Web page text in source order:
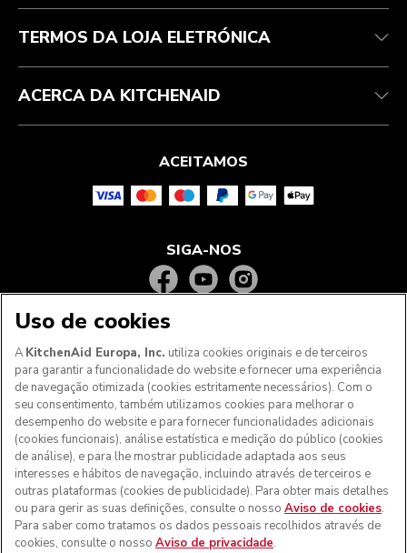
Perguntas frequentes
ODR
TERMOS DA LOJA ELETRÓNICA
ACERCA DA KITCHENAID
ACEITAMOS
SIGA-NOS
Aos clientes nos Açores, Madeira e outros territórios
portugueses: Por favor, contacte a nossa equipa de Apoio
ao Cliente para efetuar a sua encomenda, de forma a
podermos fornecer os custos de envio exatos e aplicar a
taxa de IVA correta
Uso de cookies
A KitchenAid Europa, Inc. utiliza cookies originais e de terceiros
para garantir a funcionalidade do website e fornecer uma experiência
de navegação otimizada (cookies estritamente necessários). Com o
seu consentimento, também utilizamos cookies para melhorar o
desempenho do website e para fornecer funcionalidades adicionais
(cookies funcionais), análise estatística e medição do público (cookies
de análise), e para lhe mostrar publicidade adaptada aos seus
interesses e hábitos de navegação, incluindo através de terceiros e
outras plataformas (cookies de publicidade). Para obter mais detalhes
ou para gerir as suas definições, consulte o nosso Aviso de cookies.
Para saber como tratamos os dados pessoais recolhidos através de
cookies, consulte o nosso Aviso de privacidade.